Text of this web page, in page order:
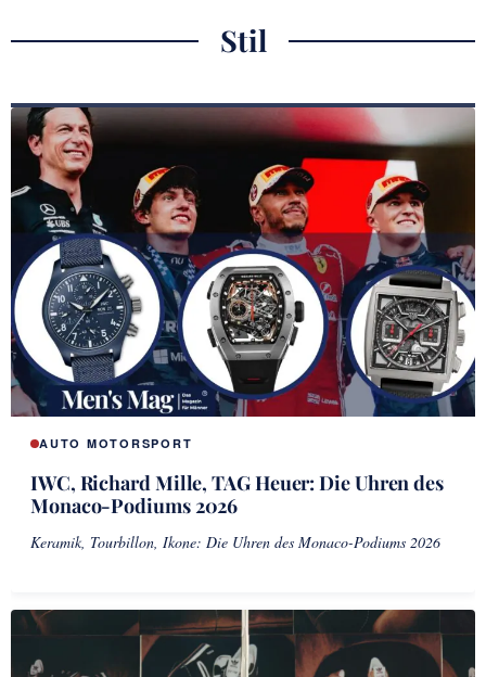
Stil
AUTO MOTORSPORT
IWC, Richard Mille, TAG Heuer: Die Uhren des
Monaco-Podiums 2026
Keramik, Tourbillon, Ikone: Die Uhren des Monaco-Podiums 2026